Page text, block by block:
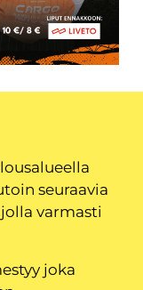
seuraavia
varmasti
joka